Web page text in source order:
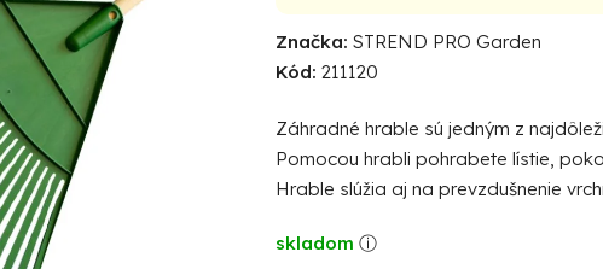
produktu
je
z
5
hviezdičiek.
Značka: STREND PRO Garden
Kód: 211120
Záhradné hrable sú jedným z
Pomocou hrabli pohrabete lístie,
Hrable slúžia aj na prevzdušnenie
skladom